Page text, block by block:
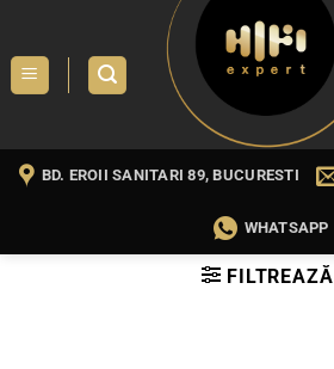
content
BD. EROII SANITARI 89, BUCURESTI
WHATSAPP
FILTREAZĂ